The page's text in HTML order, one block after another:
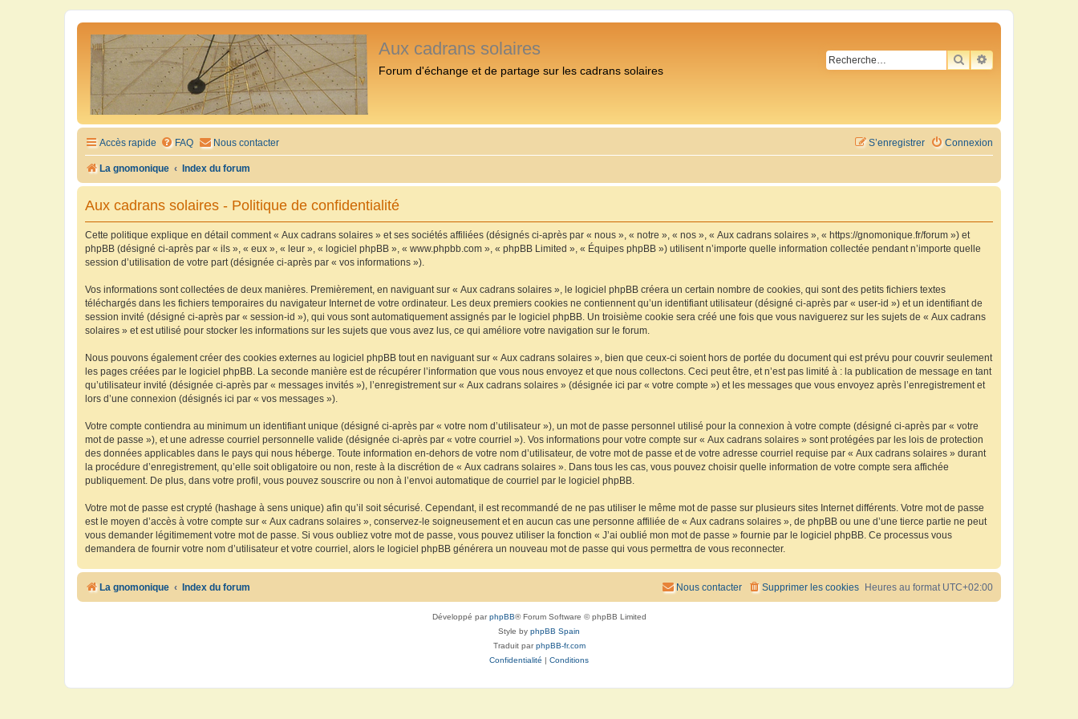
Aux cadrans solaires
Forum d'échange et de partage sur les cadrans solaires
RECHERCHER
RECHERCHE
Accès rapide FAQ Nous contacter Connexion
S’enregistrer
La gnomonique Index du forum
Aux cadrans solaires - Politique de confidentialité
Cette politique explique en détail comment « Aux cadrans solaires » et ses sociétés affiliées (désignés ci-après par « nous », « notre », « nos », « Aux cadrans solaires », « https://gnomonique.fr/forum ») et
phpBB (désigné ci-après par « ils », « eux », « leur », « logiciel phpBB », « www.phpbb.com », « phpBB Limited », « Équipes phpBB ») utilisent n’importe quelle information collectée pendant n’importe quelle
session d’utilisation de votre part (désignée ci-après par « vos informations »).
Vos informations sont collectées de deux manières. Premièrement, en naviguant sur « Aux cadrans solaires », le logiciel phpBB créera un certain nombre de cookies, qui sont des petits fichiers textes
téléchargés dans les fichiers temporaires du navigateur Internet de votre ordinateur. Les deux premiers cookies ne contiennent qu’un identifiant utilisateur (désigné ci-après par « user-id ») et un identifiant de
session invité (désigné ci-après par « session-id »), qui vous sont automatiquement assignés par le logiciel phpBB. Un troisième cookie sera créé une fois que vous naviguerez sur les sujets de « Aux cadrans
solaires » et est utilisé pour stocker les informations sur les sujets que vous avez lus, ce qui améliore votre navigation sur le forum.
Nous pouvons également créer des cookies externes au logiciel phpBB tout en naviguant sur « Aux cadrans solaires », bien que ceux-ci soient hors de portée du document qui est prévu pour couvrir seulement
les pages créées par le logiciel phpBB. La seconde manière est de récupérer l’information que vous nous envoyez et que nous collectons. Ceci peut être, et n’est pas limité à : la publication de message en tant
qu’utilisateur invité (désignée ci-après par « messages invités »), l’enregistrement sur « Aux cadrans solaires » (désignée ici par « votre compte ») et les messages que vous envoyez après l’enregistrement et
lors d’une connexion (désignés ici par « vos messages »).
Votre compte contiendra au minimum un identifiant unique (désigné ci-après par « votre nom d’utilisateur »), un mot de passe personnel utilisé pour la connexion à votre compte (désigné ci-après par « votre
mot de passe »), et une adresse courriel personnelle valide (désignée ci-après par « votre courriel »). Vos informations pour votre compte sur « Aux cadrans solaires » sont protégées par les lois de protection
des données applicables dans le pays qui nous héberge. Toute information en-dehors de votre nom d’utilisateur, de votre mot de passe et de votre adresse courriel requise par « Aux cadrans solaires » durant
la procédure d’enregistrement, qu’elle soit obligatoire ou non, reste à la discrétion de « Aux cadrans solaires ». Dans tous les cas, vous pouvez choisir quelle information de votre compte sera affichée
publiquement. De plus, dans votre profil, vous pouvez souscrire ou non à l’envoi automatique de courriel par le logiciel phpBB.
Votre mot de passe est crypté (hashage à sens unique) afin qu’il soit sécurisé. Cependant, il est recommandé de ne pas utiliser le même mot de passe sur plusieurs sites Internet différents. Votre mot de passe
est le moyen d’accès à votre compte sur « Aux cadrans solaires », conservez-le soigneusement et en aucun cas une personne affiliée de « Aux cadrans solaires », de phpBB ou une d’une tierce partie ne peut
vous demander légitimement votre mot de passe. Si vous oubliez votre mot de passe, vous pouvez utiliser la fonction « J’ai oublié mon mot de passe » fournie par le logiciel phpBB. Ce processus vous
demandera de fournir votre nom d’utilisateur et votre courriel, alors le logiciel phpBB générera un nouveau mot de passe qui vous permettra de vous reconnecter.
La gnomonique Index du forum Heures au format UTC+02:00
Supprimer les cookies
Nous contacter
Développé parphpBB® Forum Software © phpBB Limited
Style by phpBB Spain
Traduit parphpBB-fr.com
Confidentialité
Conditions